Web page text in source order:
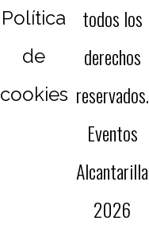
Política
de
cookies
todos los
derechos
reservados.
Eventos
Alcantarilla
2026